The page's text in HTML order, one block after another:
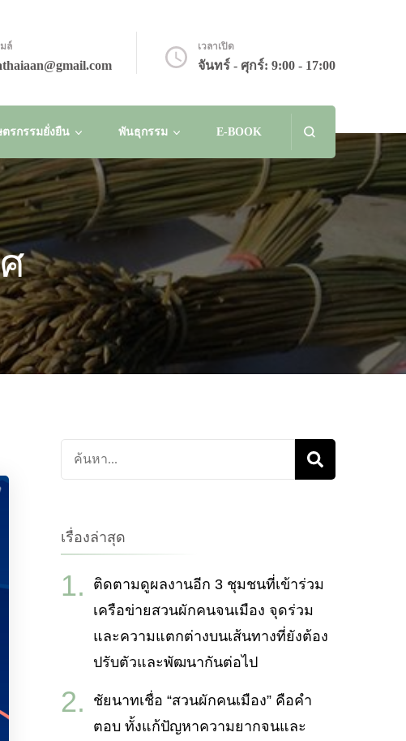
ล์ เวลาเปิด
จันทร์ - ศุกร์: 9:00 - 17:00
รกรรมยั่งยืน พันธุกรรม E-BOOK
ค้นหา
เกี่ยว
เรื่องล่าสุด
ติดตามดูผลงานอีก 3 ชุมชนที่เข้าร่วม
เครือข่ายสวนผักคนจนเมือง จุดร่วม
และความแตกต่างบนเส้นทางที่ยังต้อง
ปรับตัวและพัฒนากันต่อไป
ชัยนาทเชื่อ “สวนผักคนเมือง” คือคำ
ตอบ ทั้งแก้ปัญหาความยากจนและ